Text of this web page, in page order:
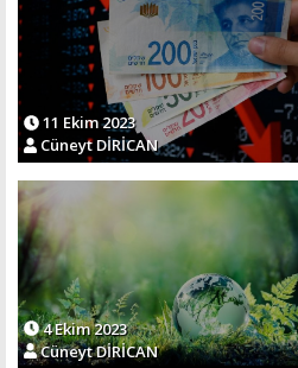
11 Ekim 2023
Cüneyt DİRİCAN
4 Ekim 2023
Cüneyt DİRİCAN